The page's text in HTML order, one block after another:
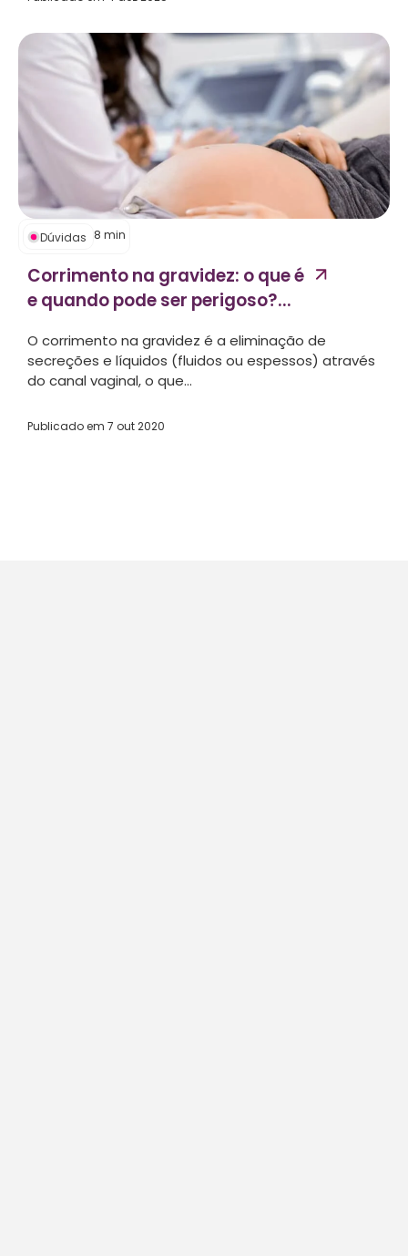
Dúvidas 8 min
Corrimento na gravidez: o que é
e quando pode ser perigoso?...
O corrimento na gravidez é a eliminação de
secreções e líquidos (fluidos ou espessos) através
do canal vaginal, o que...
Publicado em 7 out 2020